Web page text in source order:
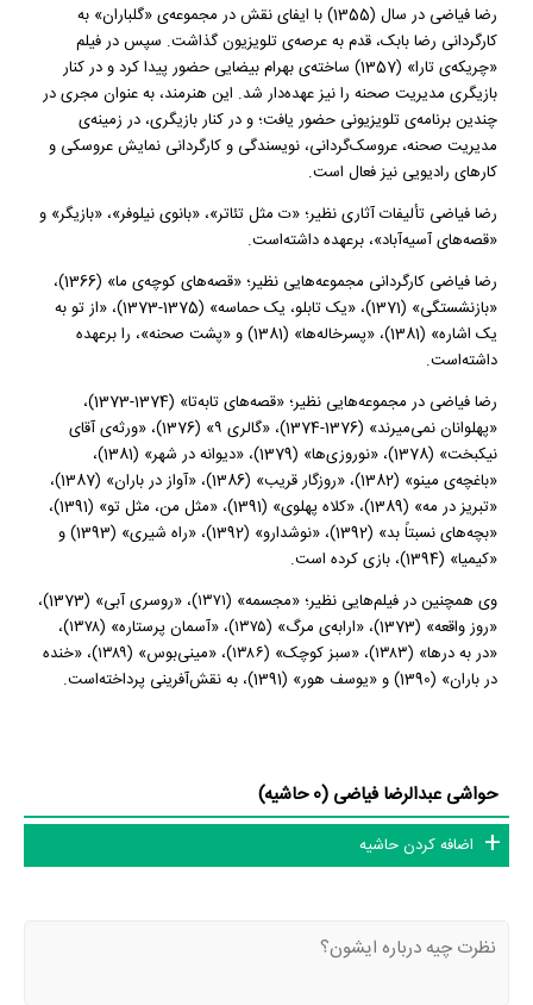
رضا فیاضی در سال (1355) با ایفای نقش در مجموعه‌ی «گلباران» به
کارگردانی رضا بابک، قدم به عرصه‌ی تلویزیون گذاشت. سپس در فیلم
«چریکه‌ی تارا» (1357) ساخته‌ی بهرام بیضایی حضور پیدا کرد و در کنار
بازیگری مدیریت صحنه را نیز عهده‌دار شد. این هنرمند، به عنوان مجری در
چندین برنامه‌ی تلویزیونی حضور یافت؛ و در کنار بازیگری، در زمینه‌ی
مدیریت صحنه، عروسک‌گردانی، نویسندگی و کارگردانی نمایش عروسکی و
کارهای رادیویی نیز فعال است.
رضا فیاضی تألیفات آثاری نظیر؛ «ت مثل تئاتر»، «بانوی نیلوفر»، «بازیگر» و
«قصه‌های آسیه‌آباد»، برعهده داشته‌است.
رضا فیاضی کارگردانی مجموعه‌هایی نظیر؛ «قصه‌های کوچه‌ی ما» (1366)،
«بازنشستگی» (1371)، «یک تابلو، یک حماسه» (1375-1373)، «از تو به
یک اشاره» (1381)، «پسرخاله‌ها» (1381) و «پشت صحنه»، را برعهده
داشته‌است.
رضا فیاضی در مجموعه‌هایی نظیر؛ «قصه‌های تابه‌تا» (1374-1373)،
«پهلوانان نمی‌میرند» (1376-1374)، «گالری ۹» (1376)، «ورثه‌ی آقای
نیکبخت» (1378)، «نوروزی‌ها» (1379)، «دیوانه در شهر» (1381)،
«باغچه‌ی مینو» (1382)، «روزگار قریب» (1386)، «آواز در باران» (1387)،
«تبریز در مه» (1389)، «کلاه پهلوی» (1391)، «مثل من، مثل تو» (1391)،
«بچه‌های نسبتاً بد» (1392)، «نوشدارو» (1392)، «راه شیری» (1393) و
«کیمیا» (1394)، بازی کرده است.
وی همچنین در فیلم‌هایی نظیر؛ «مجسمه» (۱۳۷۱)، «روسری آبی» (1373)،
«روز واقعه» (1373)، «ارابه‌ی مرگ» (۱۳۷۵)، «آسمان پرستاره» (۱۳۷۸)،
«در به درها» (۱۳۸۳)، «سبز کوچک» (۱۳۸۶)، «مینی‌بوس» (۱۳۸۹)، «خنده
در باران» (1390) و «یوسف هور» (1391)، به نقش‌آفرینی پرداخته‌‌است.
حواشی عبدالرضا فیاضی (0 حاشیه)
اضافه کردن حاشیه